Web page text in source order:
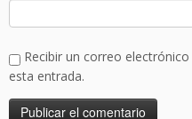
Recibir un correo
esta entrada.